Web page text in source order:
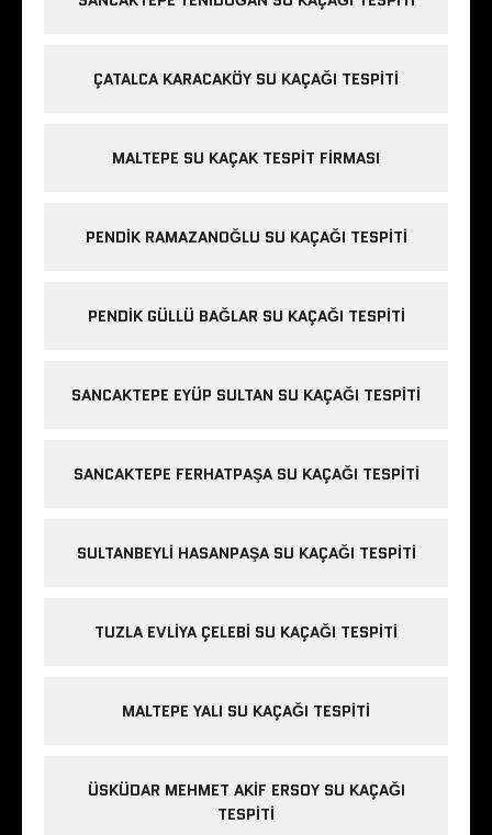
ÇATALCA KARACAKÖY SU KAÇAĞI TESPITI
MALTEPE SU KAÇAK TESPIT FIRMASI
PENDIK RAMAZANOĞLU SU KAÇAĞI TESPITI
PENDIK GÜLLÜ BAĞLAR SU KAÇAĞI TESPITI
SANCAKTEPE EYÜP SULTAN SU KAÇAĞI TESPITI
SANCAKTEPE FERHATPAŞA SU KAÇAĞI TESPITI
SULTANBEYLI HASANPAŞA SU KAÇAĞI TESPITI
TUZLA EVLIYA ÇELEBI SU KAÇAĞI TESPITI
MALTEPE YALI SU KAÇAĞI TESPITI
ÜSKÜDAR MEHMET AKIF ERSOY SU KAÇAĞI
TESPITI